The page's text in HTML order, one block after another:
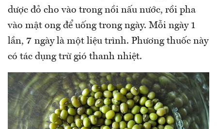
dược đỏ cho vào trong nồi nấu nước, rồi pha
vào mật ong để uống trong ngày. Mỗi ngày 1
lần, 7 ngày là một liệu trình. Phương thuốc này
có tác dụng trừ gió thanh nhiệt.